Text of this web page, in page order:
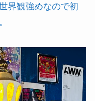
界観強めなので初